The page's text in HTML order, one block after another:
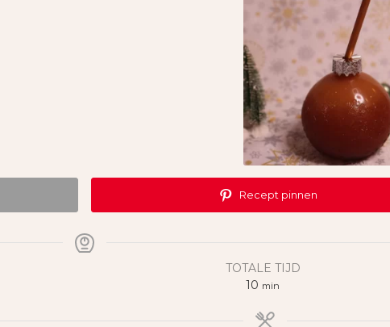
Recept pinnen
TOTALE TIJD
10 minuten
min